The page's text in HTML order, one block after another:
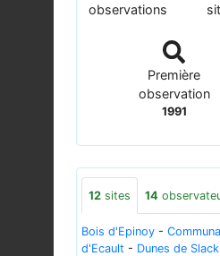
observations
Première
observation
1991
12 sites 14
Bois d'Epinoy -
d'Ecault - Dunes de Slack